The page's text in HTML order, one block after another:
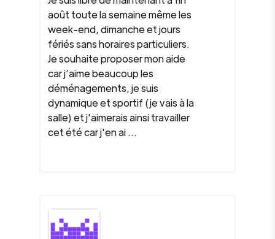
août toute la semaine même les
week-end, dimanche et jours
fériés sans horaires particuliers.
Je souhaite proposer mon aide
car j’aime beaucoup les
déménagements, je suis
dynamique et sportif (je vais à la
salle) et j'aimerais ainsi travailler
cet été car j'en ai ...